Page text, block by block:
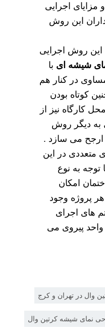
اجرایی
این روش
روش اجرایی
شیشه ای با
در کنار هم
کوتاه بودن
کارگاه نیز از
به دیگر روش
ارجح می سازد .
متعددی در این
توجه به نوع
امکان
پروژه وجود
های اجرای
پیروی می
وال در تهران و کرج
نمای شیشه کرتین وال